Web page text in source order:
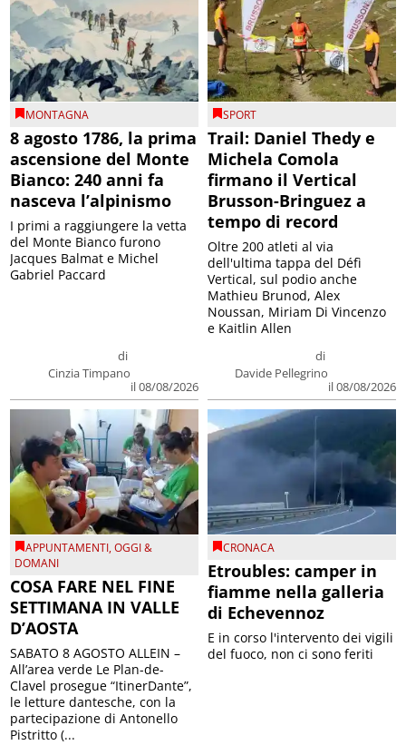
MONTAGNA
8 agosto 1786, la prima
ascensione del Monte
Bianco: 240 anni fa
nasceva l’alpinismo
di
Cinzia Timpano
il 08/08/2026
I primi a raggiungere la vetta
del Monte Bianco furono
Jacques Balmat e Michel
Gabriel Paccard
SPORT
Trail: Daniel Thedy e
Michela Comola
firmano il Vertical
Brusson-Bringuez a
tempo di record
di
Davide Pellegrino
il 08/08/2026
Oltre 200 atleti al via
dell'ultima tappa del Défì
Vertical, sul podio anche
Mathieu Brunod, Alex
Noussan, Miriam Di Vincenzo
e Kaitlin Allen
APPUNTAMENTI,OGGI &
DOMANI
COSA FARE NEL FINE
SETTIMANA IN VALLE
D’AOSTA
SABATO 8 AGOSTO ALLEIN –
All’area verde Le Plan-de-
Clavel prosegue “ItinerDante”,
le letture dantesche, con la
partecipazione di Antonello
Pistritto (...
CRONACA
Etroubles: camper in
fiamme nella galleria
di Echevennoz
E in corso l'intervento dei vigili
del fuoco, non ci sono feriti